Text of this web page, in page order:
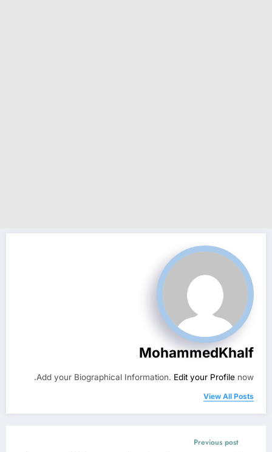
MohammedKhalf
Add your Biographical Information. Edit your Profile now.
View All Posts
Previous post